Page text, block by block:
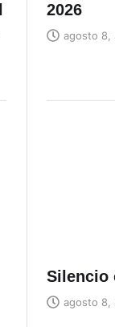
2026
agosto 8,
Silencio
agosto 8,